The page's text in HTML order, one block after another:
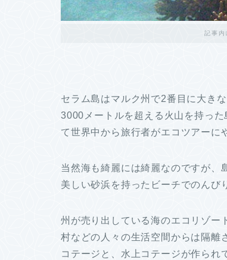
記事内
セラム島はマルク州で2番目に大き
3000メートルを超える火山を持っ
て世界中から旅行者がエコツアーに
当然海も綺麗には綺麗なのですが、
美しい砂浜を持ったビーチでのんび
州が売り出している海のエコリゾー
村などの人々の生活空間からは隔離
コテージと、水上コテージが作られ